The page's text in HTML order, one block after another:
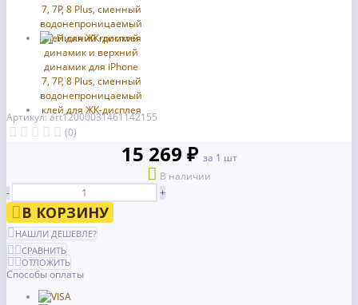
Артикул: art12000031461142155
(0)
15 269 ₽ за 1 шт
В наличии
-
+
В КОРЗИНУ
НАШЛИ ДЕШЕВЛЕ?
СРАВНИТЬ
ОТЛОЖИТЬ
Способы оплаты